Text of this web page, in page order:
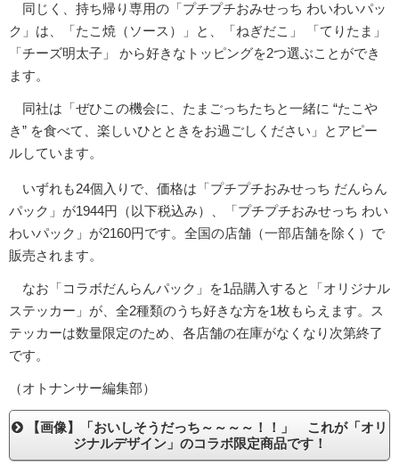
同じく、持ち帰り専用の「プチプチおみせっち わいわいパッ
ク」は、「たこ焼（ソース）」と、「ねぎだこ」 「てりたま」
「チーズ明太子」 から好きなトッピングを2つ選ぶことができ
ます。
同社は「ぜひこの機会に、たまごっちたちと一緒に “たこや
き” を食べて、楽しいひとときをお過ごしください」とアピー
ルしています。
いずれも24個入りで、価格は「プチプチおみせっち だんらん
パック」が1944円（以下税込み）、「プチプチおみせっち わい
わいパック」が2160円です。全国の店舗（一部店舗を除く）で
販売されます。
なお「コラボだんらんパック」を1品購入すると「オリジナル
ステッカー」が、全2種類のうち好きな方を1枚もらえます。ス
テッカーは数量限定のため、各店舗の在庫がなくなり次第終了
です。
（オトナンサー編集部）
【画像】「おいしそうだっち～～～～！！」 これが「オリ
ジナルデザイン」のコラボ限定商品です！